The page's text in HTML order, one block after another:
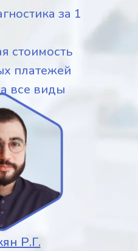
за 1
стоимость
платежей
все виды
Р.Г.